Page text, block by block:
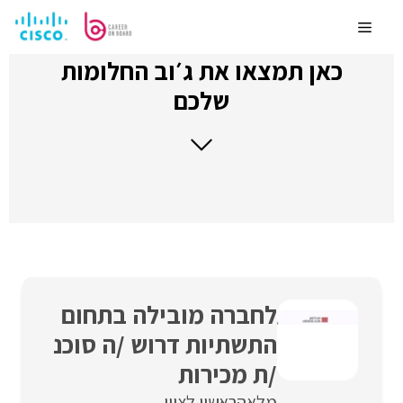
לתוכןMenu
כאן תמצאו את ג׳וב החלומות
שלכם
לחברה מובילה בתחום
התשתיות דרוש /ה סוכנ
/ת מכירות